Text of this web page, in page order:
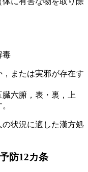
毒
または実邪が存在す
六腑，表・裏，上
状況に適した漢方処
防12カ条